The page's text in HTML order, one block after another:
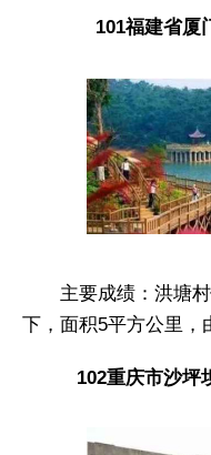
101福建省厦
主要成绩：洪塘
下，面积5平方公里，
102重庆市沙坪